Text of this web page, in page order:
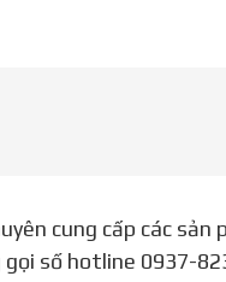
cung cấp các sản
gọi số hotline 0937-